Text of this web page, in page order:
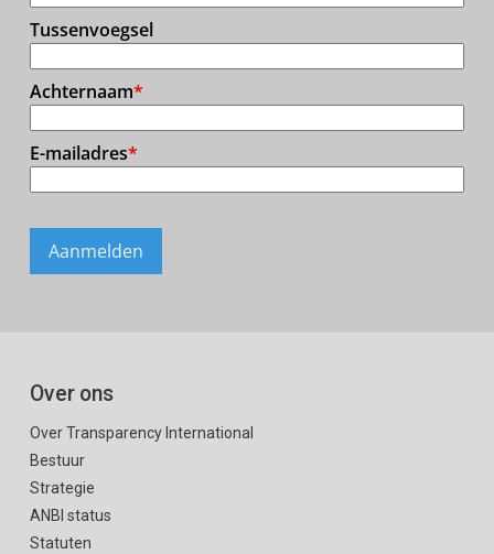
Over ons
Over Transparency International
Bestuur
Strategie
ANBI status
Statuten